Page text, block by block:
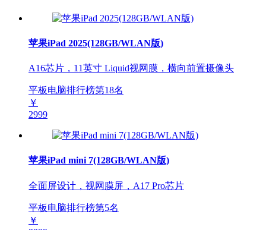
苹果iPad 2025(128GB/WLAN版)
A16芯片，11英寸 Liquid视网膜，横向前置摄像头
平板电脑排行榜第18名
￥
2999
苹果iPad mini 7(128GB/WLAN版)
全面屏设计，视网膜屏，A17 Pro芯片
平板电脑排行榜第5名
￥